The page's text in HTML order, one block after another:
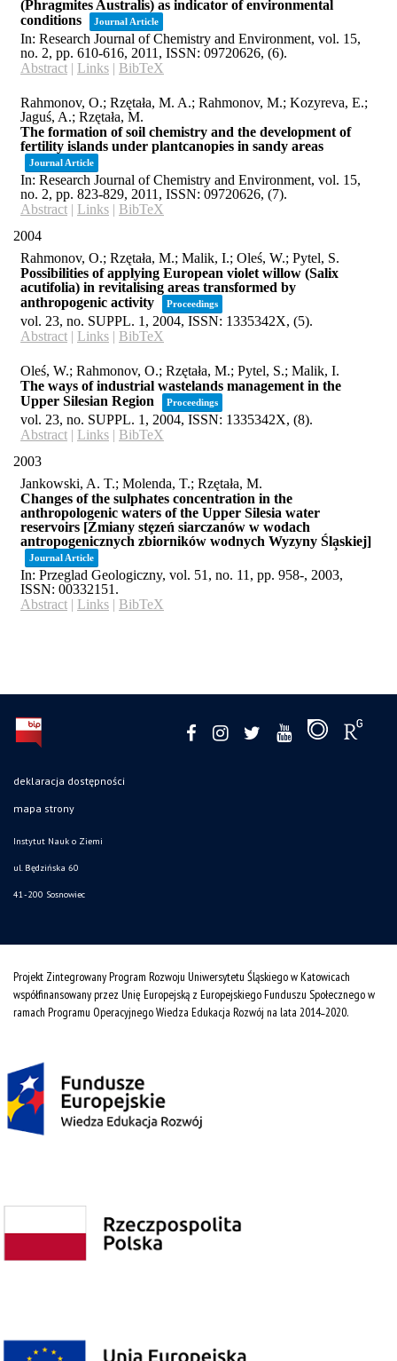
deklaracja dostępności
mapa strony
Instytut Nauk o Ziemi
ul. Będzińska 60
41-200 Sosnowiec
Projekt Zintegrowany Program Rozwoju Uniwersytetu Śląskiego w Katowicach
współfinansowany przez Unię Europejską z Europejskiego Funduszu Społecznego w
ramach Programu Operacyjnego Wiedza Edukacja Rozwój na lata 2014˗2020.